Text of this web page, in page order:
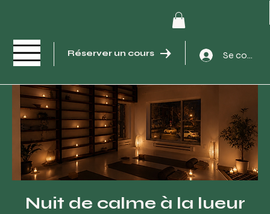
Réserver un cours Se
Nuit de calme à la lueur